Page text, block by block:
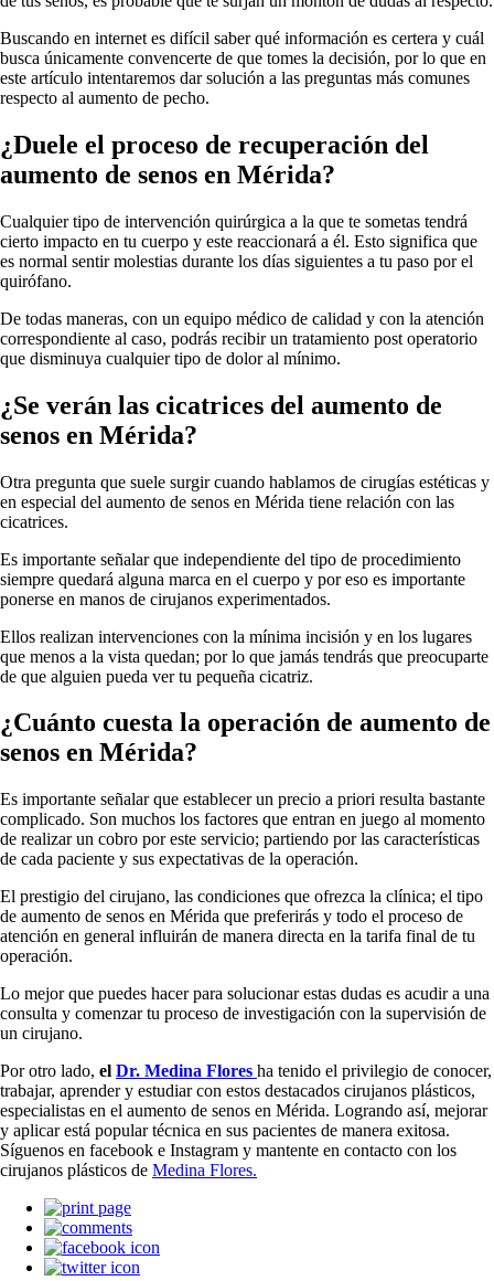
Buscando en internet es difícil saber qué información es certera y cuál
busca únicamente convencerte de que tomes la decisión, por lo que en
este artículo intentaremos dar solución a las preguntas más comunes
respecto al aumento de pecho.
¿Duele el proceso de recuperación del
aumento de senos en Mérida?
Cualquier tipo de intervención quirúrgica a la que te sometas tendrá
cierto impacto en tu cuerpo y este reaccionará a él. Esto significa que
es normal sentir molestias durante los días siguientes a tu paso por el
quirófano.
De todas maneras, con un equipo médico de calidad y con la atención
correspondiente al caso, podrás recibir un tratamiento post operatorio
que disminuya cualquier tipo de dolor al mínimo.
¿Se verán las cicatrices del aumento de
senos en Mérida?
Otra pregunta que suele surgir cuando hablamos de cirugías estéticas y
en especial del aumento de senos en Mérida tiene relación con las
cicatrices.
Es importante señalar que independiente del tipo de procedimiento
siempre quedará alguna marca en el cuerpo y por eso es importante
ponerse en manos de cirujanos experimentados.
Ellos realizan intervenciones con la mínima incisión y en los lugares
que menos a la vista quedan; por lo que jamás tendrás que preocuparte
de que alguien pueda ver tu pequeña cicatriz.
¿Cuánto cuesta la operación de aumento de
senos en Mérida?
Es importante señalar que establecer un precio a priori resulta bastante
complicado. Son muchos los factores que entran en juego al momento
de realizar un cobro por este servicio; partiendo por las características
de cada paciente y sus expectativas de la operación.
El prestigio del cirujano, las condiciones que ofrezca la clínica; el tipo
de aumento de senos en Mérida que preferirás y todo el proceso de
atención en general influirán de manera directa en la tarifa final de tu
operación.
Lo mejor que puedes hacer para solucionar estas dudas es acudir a una
consulta y comenzar tu proceso de investigación con la supervisión de
un cirujano.
Por otro lado, el Dr. Medina Flores ha tenido el privilegio de conocer,
trabajar, aprender y estudiar con estos destacados cirujanos plásticos,
especialistas en el aumento de senos en Mérida. Logrando así, mejorar
y aplicar está popular técnica en sus pacientes de manera exitosa.
Síguenos en facebook e Instagram y mantente en contacto con los
cirujanos plásticos de Medina Flores.